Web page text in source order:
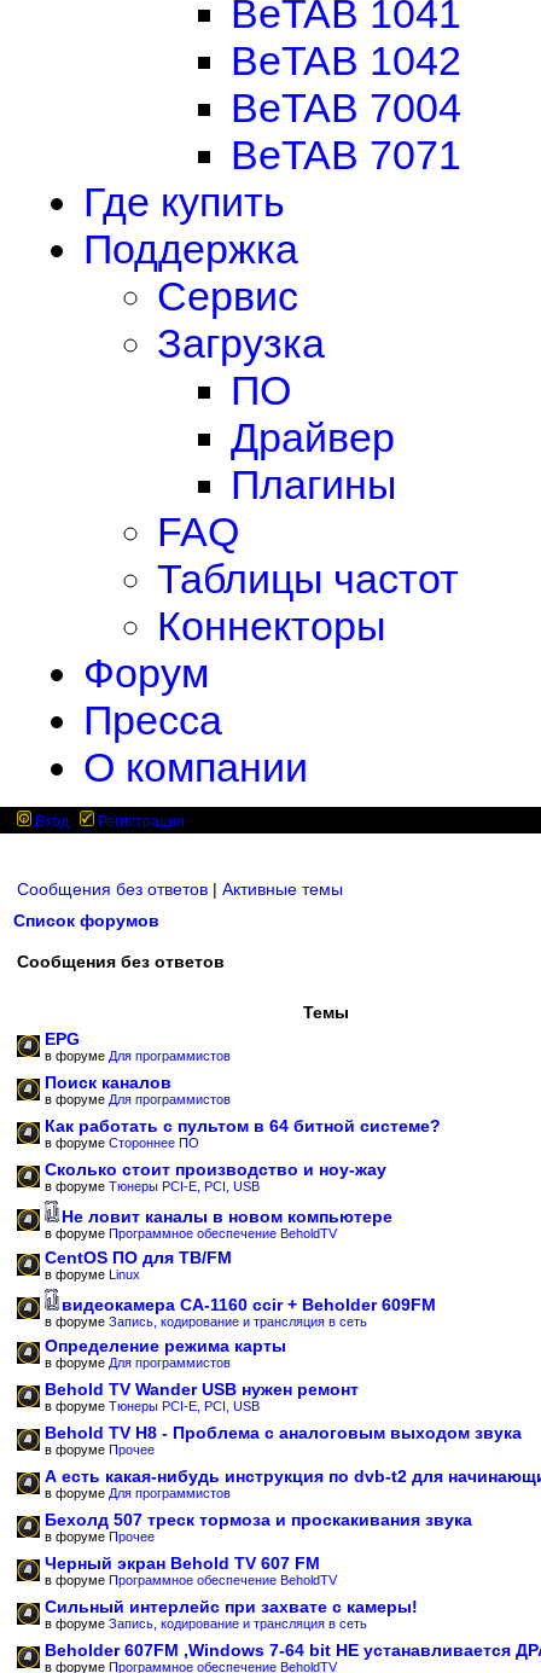
BeTAB 1041
BeTAB 1042
BeTAB 7004
BeTAB 7071
Где купить
Поддержка
Сервис
Загрузка
ПО
Драйвер
Плагины
FAQ
Таблицы частот
Коннекторы
Форум
Пресса
О компании
Вход Регистрация
Сообщения без ответов | Активные темы
Список форумов
Сообщения без ответов
Темы
EPG
в форуме Для программистов
Поиск каналов
в форуме Для программистов
Как работать с пультом в 64 битной системе?
в форуме Стороннее ПО
Сколько стоит производство и ноу-жау
в форуме Тюнеры PCI-E, PCI, USB
Не ловит каналы в новом компьютере
в форуме Программное обеспечение BeholdTV
CentOS ПО для ТВ/FM
в форуме Linux
видеокамера CA-1160 ccir + Beholder 609FM
в форуме Запись, кодирование и трансляция в сеть
Определение режима карты
в форуме Для программистов
Behold TV Wander USB нужен ремонт
в форуме Тюнеры PCI-E, PCI, USB
Behold TV H8 - Проблема с аналоговым выходом звука
в форуме Прочее
А есть какая-нибудь инструкция по dvb-t2 для
в форуме Для программистов
Бехолд 507 треск тормоза и проскакивания звука
в форуме Прочее
Черный экран Behold TV 607 FM
в форуме Программное обеспечение BeholdTV
Сильный интерлейс при захвате с камеры!
в форуме Запись, кодирование и трансляция в сеть
Beholder 607FM ,Windows 7-64 bit НЕ устанавливается
в форуме Программное обеспечение BeholdTV